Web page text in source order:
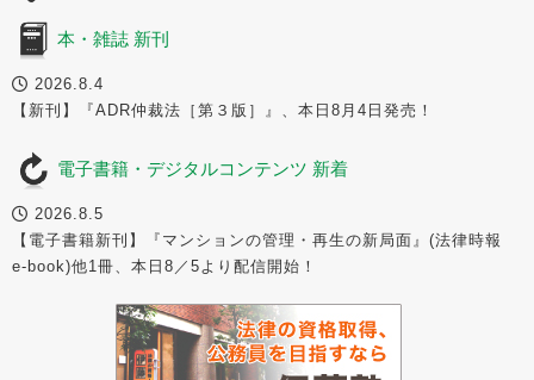
本・雑誌 新刊
2026.8.4
【新刊】『ADR仲裁法［第３版］』、本日8月4日発売！
電子書籍・デジタルコンテンツ 新着
2026.8.5
【電子書籍新刊】『マンションの管理・再生の新局面』(法律時報
e-book)他1冊、本日8／5より配信開始！